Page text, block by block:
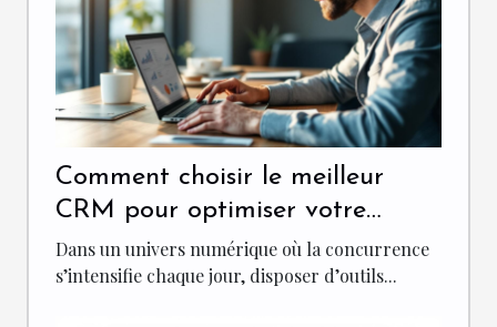
Comment choisir le meilleur
CRM pour optimiser votre
marketing entrant ?
Dans un univers numérique où la concurrence
s’intensifie chaque jour, disposer d’outils...